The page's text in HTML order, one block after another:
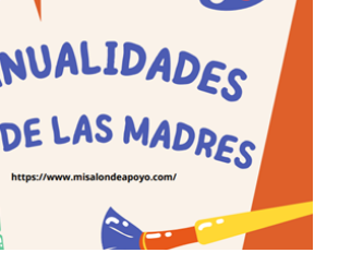
para el día del padre ¡Gracias por tu
diariamente. No olvides compartir nuestra
grupo para más contenido educativo.
Además, puedes unirte a Grupos de
a Salón didáctico donde se comparte gran